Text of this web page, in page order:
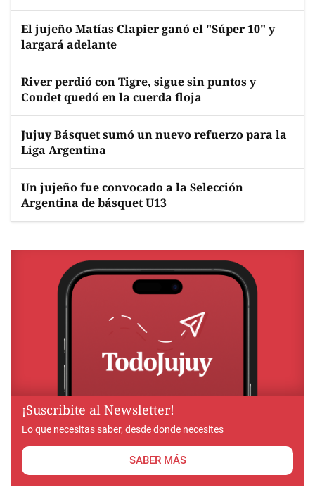
El jujeño Matías Clapier ganó el "Súper 10" y
largará adelante
River perdió con Tigre, sigue sin puntos y
Coudet quedó en la cuerda floja
Jujuy Básquet sumó un nuevo refuerzo para la
Liga Argentina
Un jujeño fue convocado a la Selección
Argentina de básquet U13
¡Suscribite al Newsletter!
Lo que necesitas saber, desde donde necesites
SABER MÁS